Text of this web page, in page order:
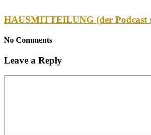
HAUSMITTEILUNG (der Podcast
No Comments
Leave a Reply